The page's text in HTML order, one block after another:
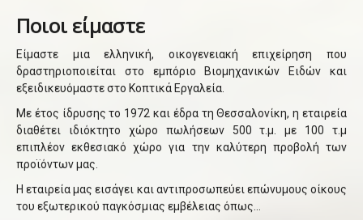
Ποιοι είμαστε
Είμαστε μια ελληνική, οικογενειακή επιχείρηση που
δραστηριοποιείται στο εμπόριο Βιομηχανικών Ειδών και
εξειδικευόμαστε στο Κοπτικά Εργαλεία.
Με έτος ίδρυσης το 1972 και έδρα τη Θεσσαλονίκη, η εταιρεία
διαθέτει ιδιόκτητο χώρο πωλήσεων 500 τ.μ. με 100 τ.μ
επιπλέον εκθεσιακό χώρο για την καλύτερη προβολή των
προϊόντων μας.
Η εταιρεία μας εισάγει και αντιπροσωπεύει επώνυμους οίκους
του εξωτερικού παγκόσμιας εμβέλειας όπως...